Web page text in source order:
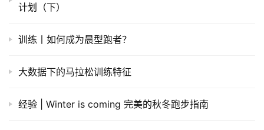
计划（下）
训练丨如何成为晨型跑者？
大数据下的马拉松训练特征
经验 | Winter is coming 完美的秋冬跑步指南